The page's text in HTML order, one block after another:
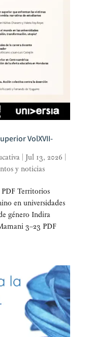
VolXVII-
| Jul 13, 2026
y noticias
Terri­to­rios
en uni­ver­si­da­des
géne­ro Indi­ra
3–23 PDF